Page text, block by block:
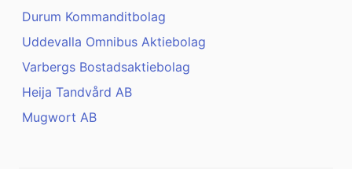
Durum Kommanditbolag
Uddevalla Omnibus Aktiebolag
Varbergs Bostadsaktiebolag
Heija Tandvård AB
Mugwort AB